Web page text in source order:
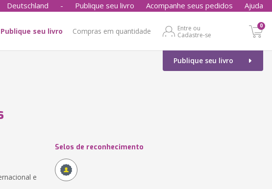
Deutschland - Publique seu livro Acompanhe seus pedidos Ajuda
Publique seu livro Compras em quantidade
Entre ou
Cadastre-se
0
Publique seu livro
e
Selos de reconhecimento